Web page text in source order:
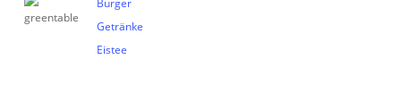
Burger
Getränke
Eistee